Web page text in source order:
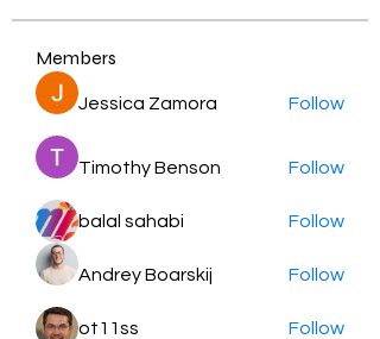
Members
Jessica Zamora Follow
Timothy Benson Follow
balal sahabi Follow
Andrey Boarskij Follow
ot11ss
Follow